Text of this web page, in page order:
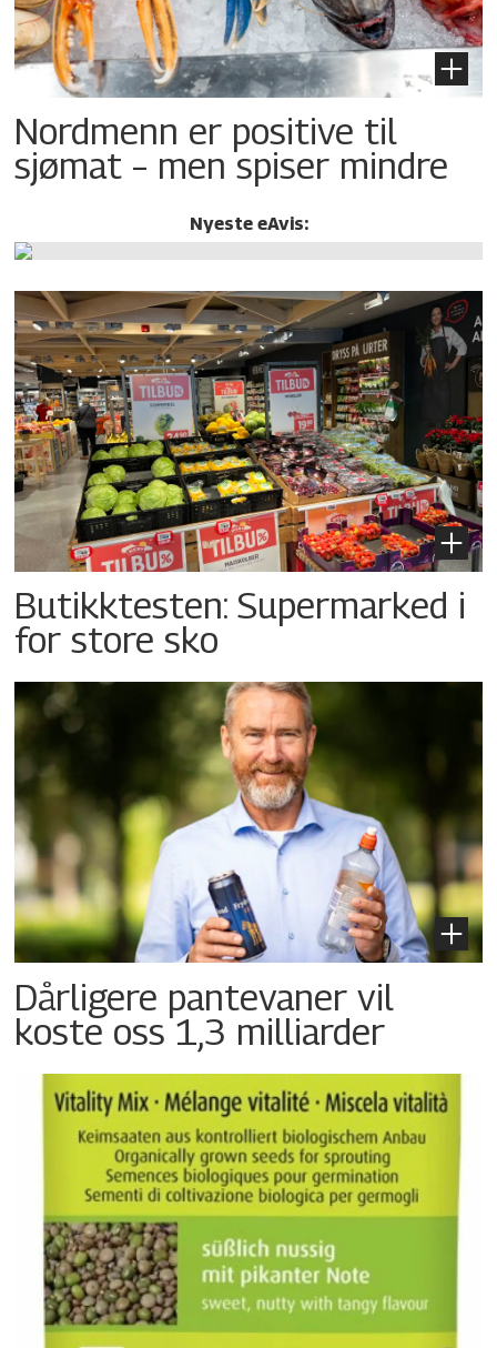
Nordmenn er positive til
sjømat – men spiser mindre
Nyeste eAvis:
Butikktesten: Supermarked i
for store sko
Dårligere pantevaner vil
koste oss 1,3 milliarder